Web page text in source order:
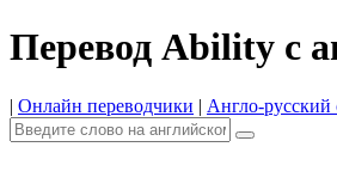
Перевод Ability с
| Онлайн переводчики | Англо-русский